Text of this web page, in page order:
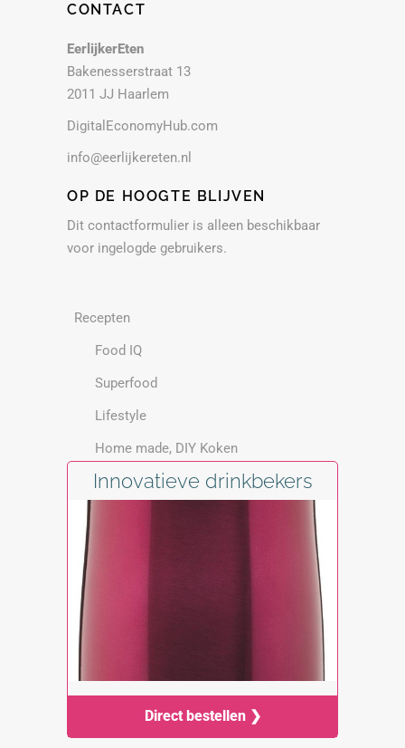
CONTACT
EerlijkerEten
Bakenesserstraat 13
2011 JJ Haarlem
DigitalEconomyHub.com
info@eerlijkereten.nl
OP DE HOOGTE BLIJVEN
Dit contactformulier is alleen beschikbaar
voor ingelogde gebruikers.
Recepten
Food IQ
Superfood
Lifestyle
Home made, DIY Koken
Innovatieve drinkbekers
Direct bestellen ❯